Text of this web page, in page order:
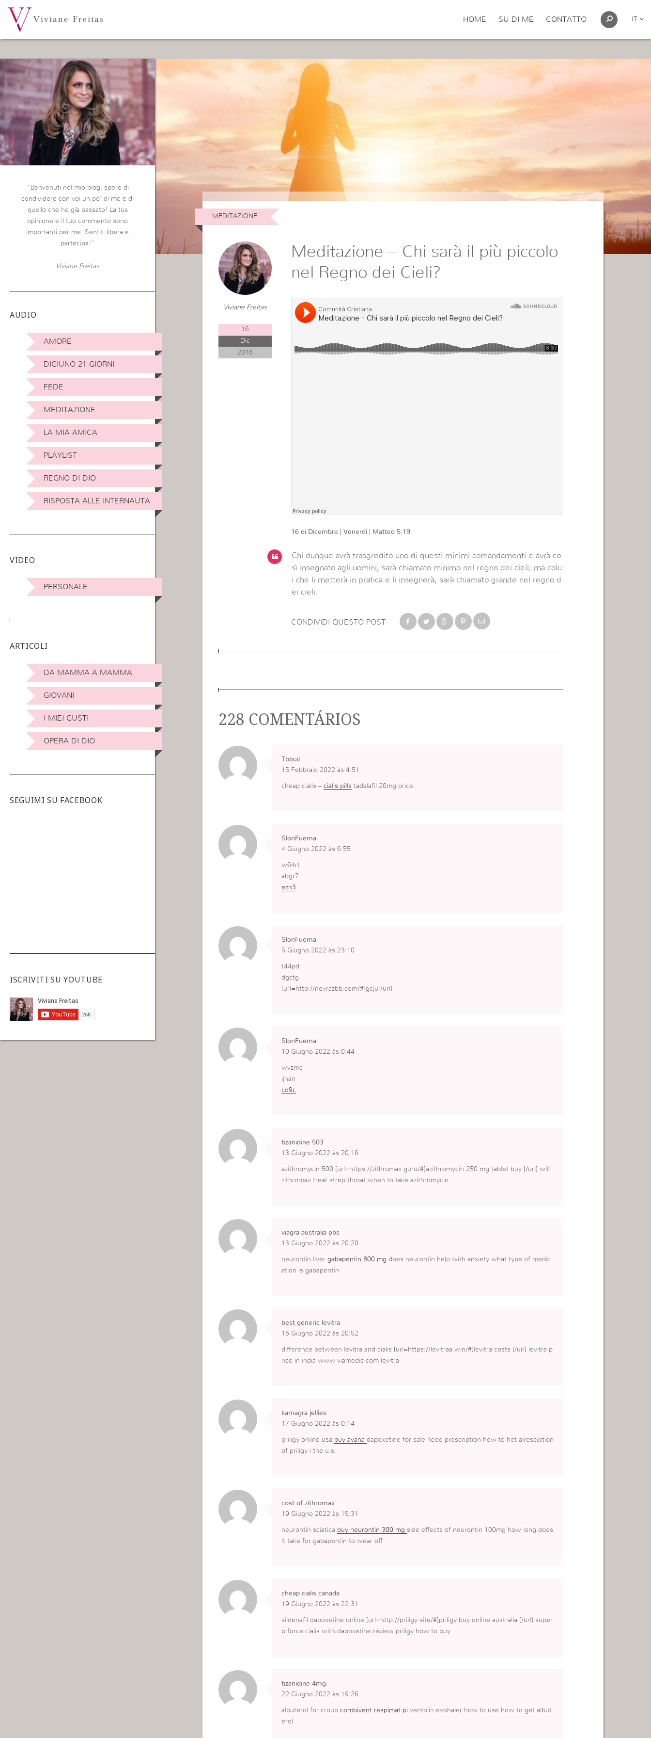
HOME SU DI ME CONTATTO IT
“Benvenuti nel mio blog, spero di
condividere con voi un po’ di me e di
quello che ho già passato! La tua
opinione e il tuo commento sono
importanti per me. Sentiti libera e
partecipa!”
Viviane Freitas
AUDIO
AMORE
DIGIUNO 21 GIORNI
FEDE
MEDITAZIONE
LA MIA AMICA
PLAYLIST
REGNO DI DIO
RISPOSTA ALLE INTERNAUTA
VIDEO
PERSONALE
ARTICOLI
DA MAMMA A MAMMA
GIOVANI
I MIEI GUSTI
OPERA DI DIO
SEGUIMI SU FACEBOOK
ISCRIVITI SU YOUTUBE
MEDITAZIONE
Viviane Freitas
16
Dic
2016
Meditazione – Chi sarà il più piccolo
nel Regno dei Cieli?
16 di Dicembre | Venerdì | Matteo 5:19
Chi dunque avrà trasgredito uno di questi minimi comandamenti e avrà co
sì insegnato agli uomini, sarà chiamato minimo nel regno dei cieli; ma colu
i che li metterà in pratica e li insegnerà, sarà chiamato grande nel regno d
ei cieli.
CONDIVIDI QUESTO POST
228 COMENTÁRIOS
Tbbuil
15 Febbraio 2022 às 4:51
cheap cialis – cialis pills tadalafil 20mg price
SlonFuema
4 Giugno 2022 às 6:55
w64rt
abgr7
ezn3
SlonFuema
5 Giugno 2022 às 23:10
t44pd
dgctg
[url=http://novrazbb.com/#]gcju[/url]
SlonFuema
10 Giugno 2022 às 0:44
wvzmc
ijhan
cd9c
tizanidine 503
13 Giugno 2022 às 20:16
azithromycin 500 [url=https://zithromax.guru/#]azithromycin 250 mg tablet buy [/url] will
zithromax treat strep throat when to take azithromycin
viagra australia pbs
13 Giugno 2022 às 20:20
neurontin liver gabapentin 800 mg does neurontin help with anxiety what type of medic
ation is gabapentin
best generic levitra
16 Giugno 2022 às 20:52
difference between levitra and cialis [url=https://levitraa.win/#]levitra costs [/url] levitra p
rice in india www viamedic com levitra
kamagra jellies
17 Giugno 2022 às 0:14
priligy online usa buy avana dapoxetine for sale need prescription how to het alresciption
of priligy i the u.s.
cost of zithromax
19 Giugno 2022 às 15:31
neurontin sciatica buy neurontin 300 mg side effects of neurontin 100mg how long does
it take for gabapentin to wear off
cheap cialis canada
19 Giugno 2022 às 22:31
sildenafil dapoxetine online [url=http://priligy.site/#]priligy buy online australia [/url] super
p force cialis with dapoxetine review priligy how to buy
tizanidine 4mg
22 Giugno 2022 às 19:26
albuterol for croup combivent respimat pi ventolin evohaler how to use how to get albut
erol